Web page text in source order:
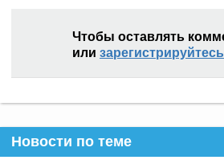
Чтобы оставлять
или зарегистрируйтесь
Новости по теме